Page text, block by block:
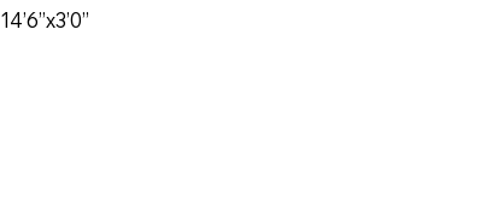
14’6’’x3’0’’